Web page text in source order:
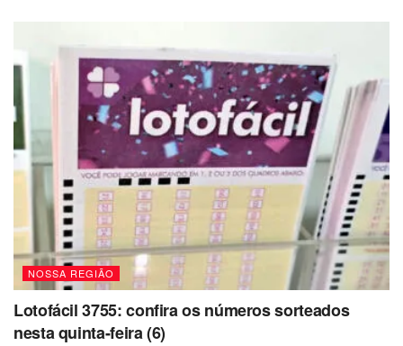
NOSSA REGIÃO
Lotofácil 3755: confira os números sorteados
nesta quinta-feira (6)